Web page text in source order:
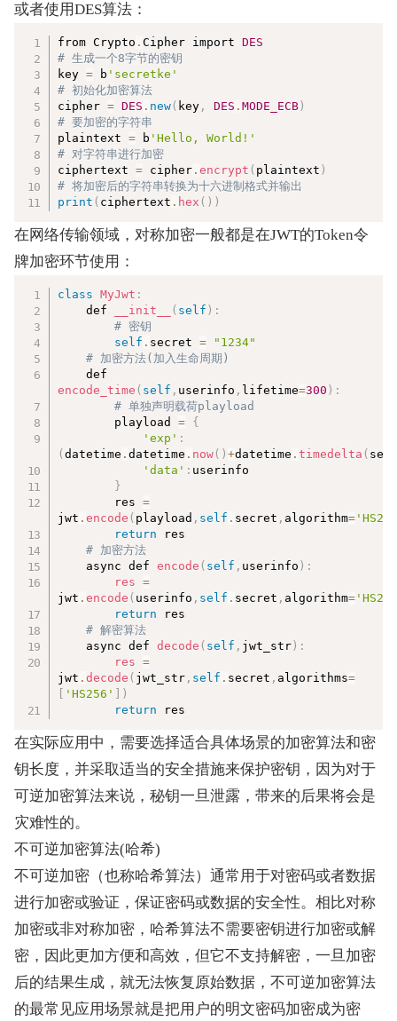
或者使用DES算法：
from Crypto .Cipher import DES
# 生成一个8字节的密钥
key = b 'secretke'
# 初始化加密算法
cipher = DES . new( key , DES .MODE_ECB )
# 要加密的字符串
plaintext = b 'Hello, World!'
# 对字符串进行加密
ciphertext = cipher .encrypt ( plaintext )
# 将加密后的字符串转换为十六进制格式并输出
print ( ciphertext . hex ( ) )
在网络传输领域，对称加密一般都是在JWT的Token令
牌加密环节使用：
class MyJwt :
    def
__init__ ( self ) :
# 密钥
self . secret =
"1234"
# 加密方法(加入生命周期)
encode_time ( self , userinfo , lifetime=300 ) :
# 单独声明载荷playload
        playload
= {
'exp' :
(datetime .datetime . now ( )+datetime .timedelta (
'data' : userinfo
}
        res
=
jwt .encode ( playload , self . secret , algorithm=
return res
# 加密方法
    async def
encode ( self , userinfo ) :
res
=
jwt .encode ( userinfo , self . secret , algorithm=
return res
# 解密算法
    async def
decode ( self , jwt_str ) :
res
=
jwt .decode ( jwt_str , self . secret , algorithms=
'HS256'
)
return res
在实际应用中，需要选择适合具体场景的加密算法和密
钥长度，并采取适当的安全措施来保护密钥，因为对于
可逆加密算法来说，秘钥一旦泄露，带来的后果将会是
灾难性的。
不可逆加密算法(哈希)
不可逆加密（也称哈希算法）通常用于对密码或者数据
进行加密或验证，保证密码或数据的安全性。相比对称
加密或非对称加密，哈希算法不需要密钥进行加密或解
密，因此更加方便和高效，但它不支持解密，一旦加密
后的结果生成，就无法恢复原始数据，不可逆加密算法
的最常见应用场景就是把用户的明文密码加密成为密